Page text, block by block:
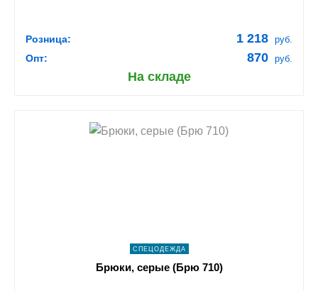
Розница: 1 218 руб.
Опт: 870 руб.
На складе
shopping_cart В КОРЗИНУ
СПЕЦОДЕЖДА
Брюки, серые (Брю 710)